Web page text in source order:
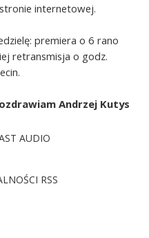
internetowej.
premiera o 6 rano
retransmisja o godz.
Andrzej Kutys
AUDIO
RSS